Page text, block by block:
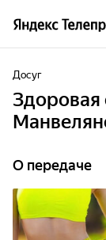
Досуг
Здоровая
О передаче